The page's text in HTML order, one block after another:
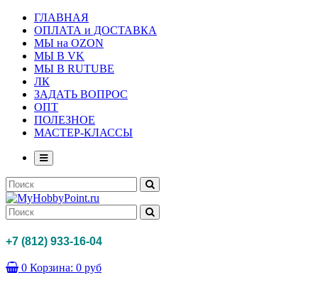
ГЛАВНАЯ
ОПЛАТА и ДОСТАВКА
МЫ на OZON
МЫ В VK
МЫ В RUTUBE
ЛК
ЗАДАТЬ ВОПРОС
ОПТ
ПОЛЕЗНОЕ
МАСТЕР-КЛАССЫ
+7 (812) 933-16-04
0 Корзина: 0 руб